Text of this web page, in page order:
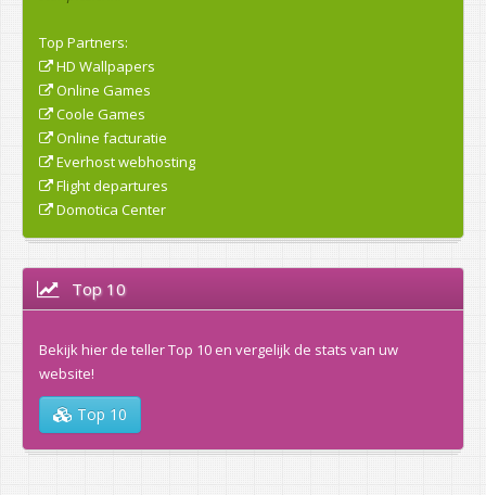
Top Partners:
HD Wallpapers
Online Games
Coole Games
Online facturatie
Everhost webhosting
Flight departures
Domotica Center
Top 10
Bekijk hier de teller Top 10 en vergelijk de stats van uw
website!
Top 10